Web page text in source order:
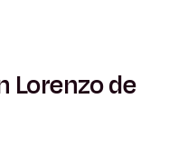
Lorenzo de